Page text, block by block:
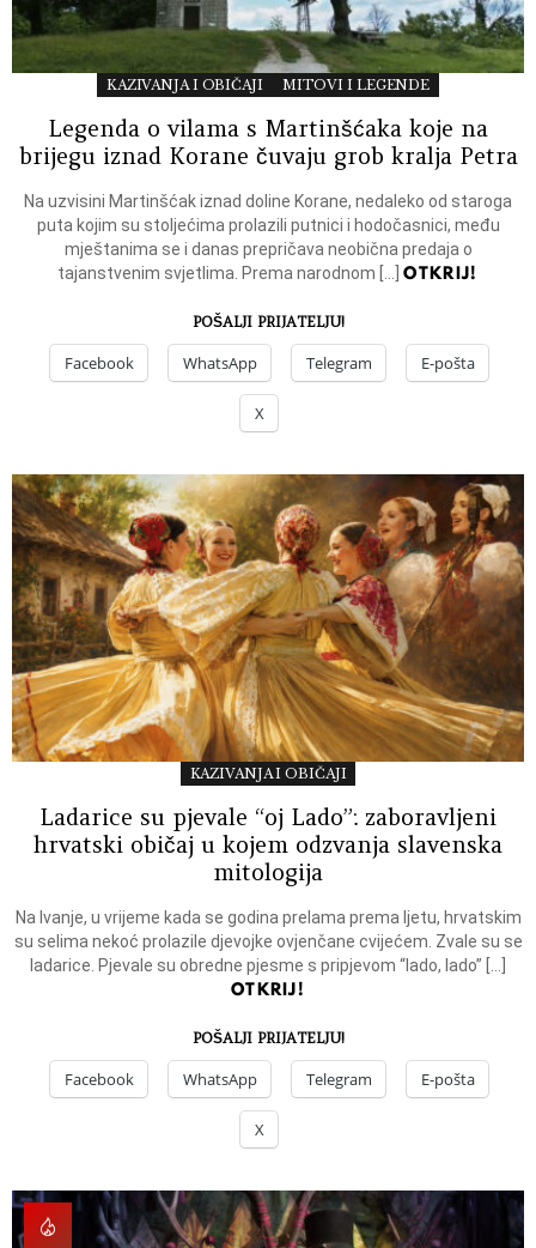
KAZIVANJA I OBIČAJI MITOVI I LEGENDE
Legenda o vilama s Martinšćaka koje na
brijegu iznad Korane čuvaju grob kralja Petra
Na uzvisini Martinšćak iznad doline Korane, nedaleko od staroga
puta kojim su stoljećima prolazili putnici i hodočasnici, među
mještanima se i danas prepričava neobična predaja o
tajanstvenim svjetlima. Prema narodnom […]OTKRIJ!
POŠALJI PRIJATELJU!
Facebook WhatsApp Telegram E-pošta
X
KAZIVANJA I OBIČAJI
Ladarice su pjevale “oj Lado”: zaboravljeni
hrvatski običaj u kojem odzvanja slavenska
mitologija
Na Ivanje, u vrijeme kada se godina prelama prema ljetu, hrvatskim
su selima nekoć prolazile djevojke ovjenčane cvijećem. Zvale su se
ladarice. Pjevale su obredne pjesme s pripjevom “lado, lado” […]
OTKRIJ!
POŠALJI PRIJATELJU!
Facebook WhatsApp Telegram E-pošta
X